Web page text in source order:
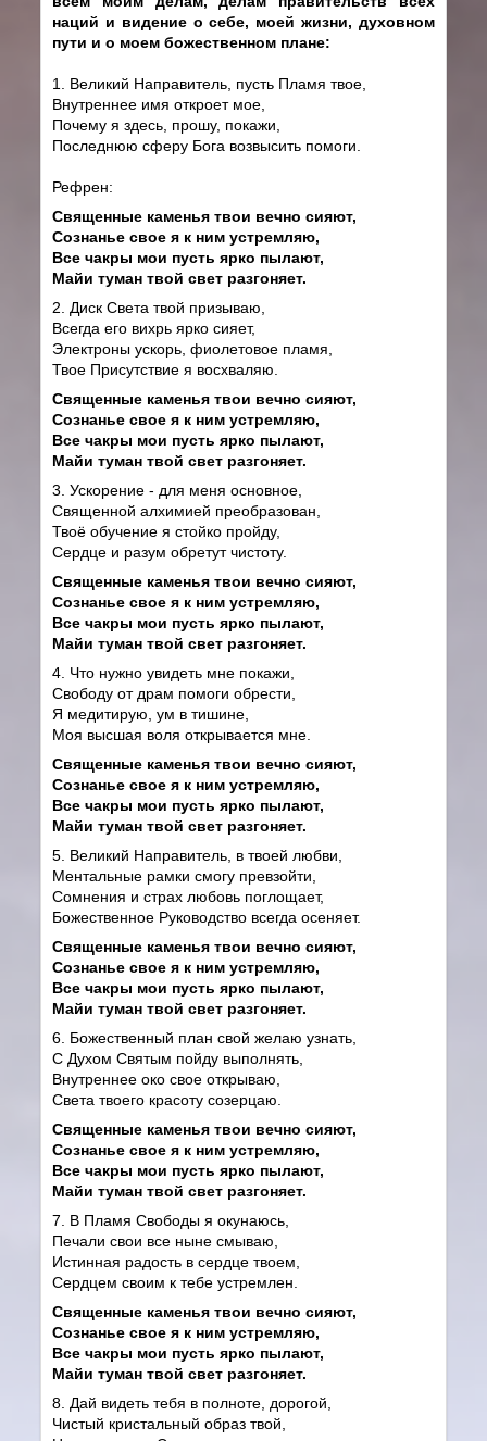
наций и видение о себе, моей жизни, духовном
пути и о моем божественном плане:
1. Великий Направитель, пусть Пламя твое,
Внутреннее имя откроет мое,
Почему я здесь, прошу, покажи,
Последнюю сферу Бога возвысить помоги.
Рефрен:
Священные каменья твои вечно сияют,
Сознанье свое я к ним устремляю,
Все чакры мои пусть ярко пылают,
Майи туман твой свет разгоняет.
2. Диск Света твой призываю,
Всегда его вихрь ярко сияет,
Электроны ускорь, фиолетовое пламя,
Твое Присутствие я восхваляю.
Священные каменья твои вечно сияют,
Сознанье свое я к ним устремляю,
Все чакры мои пусть ярко пылают,
Майи туман твой свет разгоняет.
3. Ускорение - для меня основное,
Священной алхимией преобразован,
Твоё обучение я стойко пройду,
Сердце и разум обретут чистоту.
Священные каменья твои вечно сияют,
Сознанье свое я к ним устремляю,
Все чакры мои пусть ярко пылают,
Майи туман твой свет разгоняет.
4. Что нужно увидеть мне покажи,
Свободу от драм помоги обрести,
Я медитирую, ум в тишине,
Моя высшая воля открывается мне.
Священные каменья твои вечно сияют,
Сознанье свое я к ним устремляю,
Все чакры мои пусть ярко пылают,
Майи туман твой свет разгоняет.
5. Великий Направитель, в твоей любви,
Ментальные рамки смогу превзойти,
Сомнения и страх любовь поглощает,
Божественное Руководство всегда осеняет.
Священные каменья твои вечно сияют,
Сознанье свое я к ним устремляю,
Все чакры мои пусть ярко пылают,
Майи туман твой свет разгоняет.
6. Божественный план свой желаю узнать,
С Духом Святым пойду выполнять,
Внутреннее око свое открываю,
Света твоего красоту созерцаю.
Священные каменья твои вечно сияют,
Сознанье свое я к ним устремляю,
Все чакры мои пусть ярко пылают,
Майи туман твой свет разгоняет.
7. В Пламя Свободы я окунаюсь,
Печали свои все ныне смываю,
Истинная радость в сердце твоем,
Сердцем своим к тебе устремлен.
Священные каменья твои вечно сияют,
Сознанье свое я к ним устремляю,
Все чакры мои пусть ярко пылают,
Майи туман твой свет разгоняет.
8. Дай видеть тебя в полноте, дорогой,
Чистый кристальный образ твой,